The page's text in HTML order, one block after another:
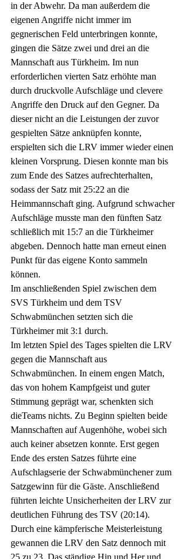
in der Abwehr. Da man außerdem die
eigenen Angriffe nicht immer im
gegnerischen Feld unterbringen konnte,
gingen die Sätze zwei und drei an die
Mannschaft aus Türkheim. Im nun
erforderlichen vierten Satz erhöhte man
durch druckvolle Aufschläge und clevere
Angriffe den Druck auf den Gegner. Da
dieser nicht an die Leistungen der zuvor
gespielten Sätze anknüpfen konnte,
erspielten sich die LRV immer wieder einen
kleinen Vorsprung. Diesen konnte man bis
zum Ende des Satzes aufrechterhalten,
sodass der Satz mit 25:22 an die
Heimmannschaft ging. Aufgrund schwacher
Aufschläge musste man den fünften Satz
schließlich mit 15:7 an die Türkheimer
abgeben. Dennoch hatte man erneut einen
Punkt für das eigene Konto sammeln
können.
Im anschließenden Spiel zwischen dem
SVS Türkheim und dem TSV
Schwabmünchen setzten sich die
Türkheimer mit 3:1 durch.
Im letzten Spiel des Tages spielten die LRV
gegen die Mannschaft aus
Schwabmünchen. In einem engen Match,
das von hohem Kampfgeist und guter
Stimmung geprägt war, schenkten sich
dieTeams nichts. Zu Beginn spielten beide
Mannschaften auf Augenhöhe, wobei sich
auch keiner absetzen konnte. Erst gegen
Ende des ersten Satzes führte eine
Aufschlagserie der Schwabmünchener zum
Satzgewinn für die Gäste. Anschließend
führten leichte Unsicherheiten der LRV zur
deutlichen Führung des TSV (20:14).
Durch eine kämpferische Meisterleistung
gewannen die LRV den Satz dennoch mit
25 zu 23. Das ständige Hin und Her und